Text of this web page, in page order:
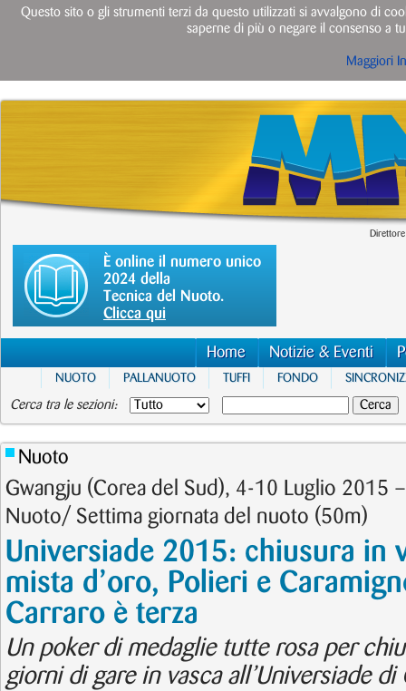
È online il numero unico
2024 della
Tecnica del Nuoto.
Clicca qui
Home Notizie & Eventi
NUOTO PALLANUOTO TUFFI FONDO
Cerca tra le sezioni:
Nuoto
Gwangju (Corea del Sud), 4-10 Luglio 2015
Nuoto/ Settima giornata del nuoto (50m)
Universiade 2015: chiusura in
mista d’oro, Polieri e
Carraro è terza
Un poker di medaglie tutte rosa per
giorni di gare in vasca all’Universiade
Questo sito o gli strumenti terzi da questo utilizzati si avvalgono di
saperne di più o negare il consenso a
Maggiori